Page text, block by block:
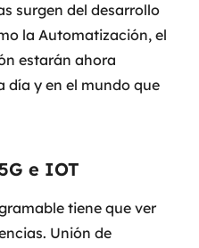
surgen del desarrollo
la Automatización, el
estarán ahora
día y en el mundo que
e IOT
tiene que ver
Unión de